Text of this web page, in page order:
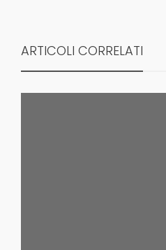
ARTICOLI CORRELATI